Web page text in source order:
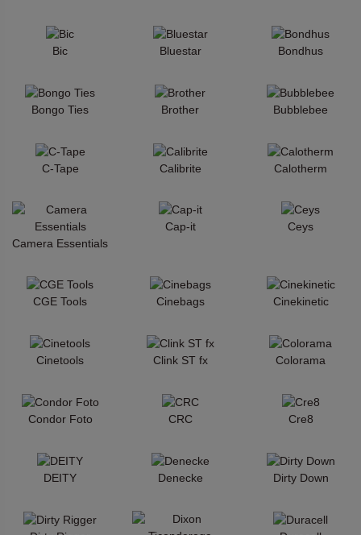
Bic Bluestar Bondhus
Bongo Ties Brother Bubblebee
C-Tape Calibrite Calotherm
Camera Essentials
Cap-it Ceys
CGE Tools Cinebags Cinekinetic
Cinetools Clink ST fx Colorama
Condor Foto CRC Cre8
DEITY Denecke Dirty Down